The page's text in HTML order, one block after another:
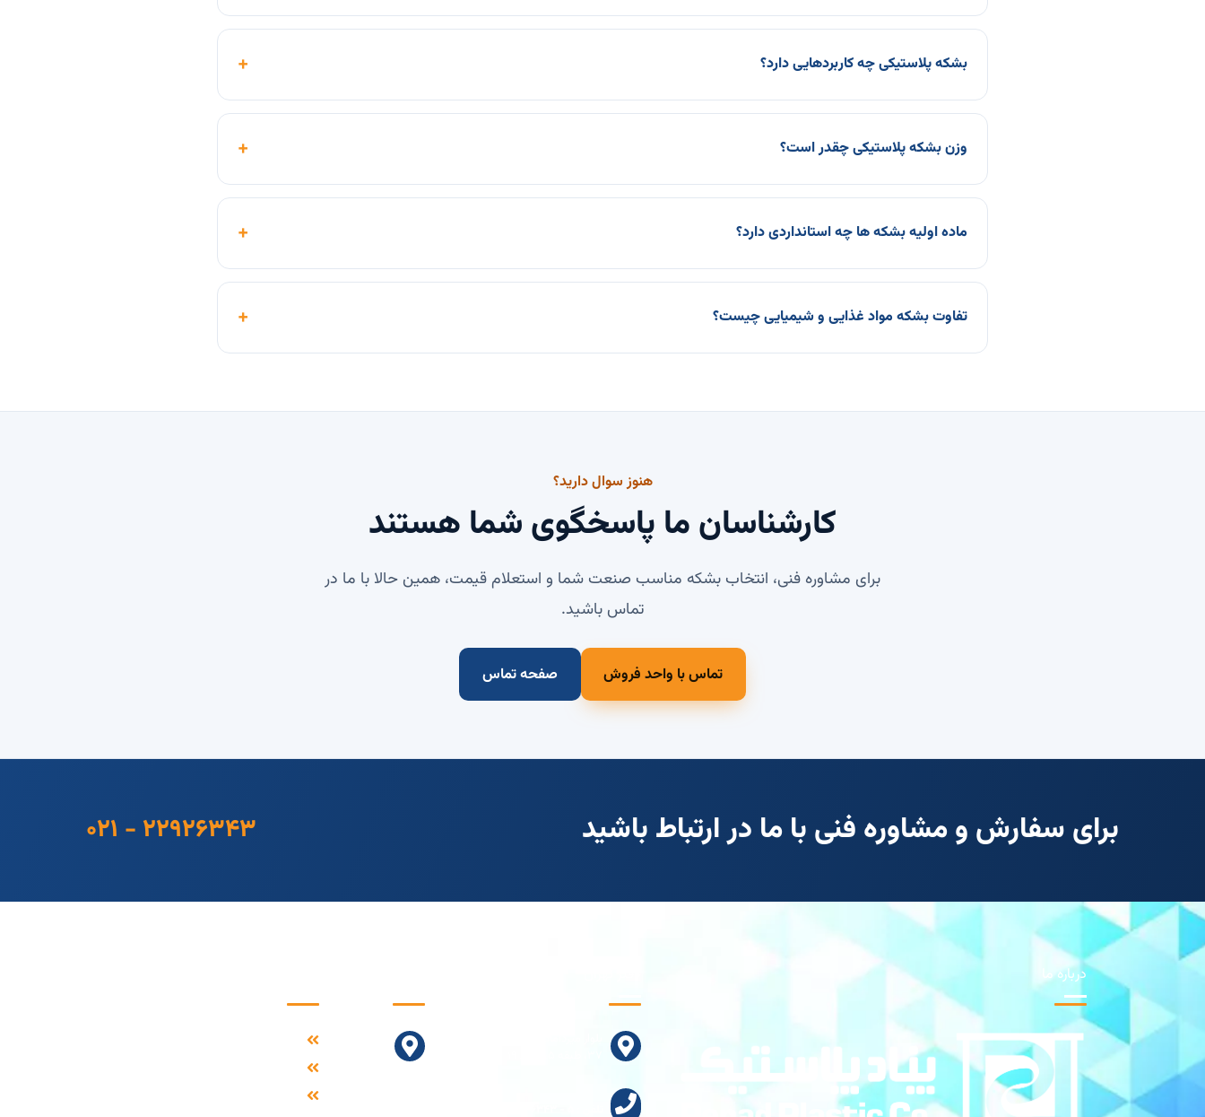
بشکه پلاستیکی چه کاربردهایی دارد؟
وزن بشکه پلاستیکی چقدر است؟
ماده اولیه بشکه ها چه استانداردی دارد؟
تفاوت بشکه مواد غذایی و شیمیایی چیست؟
هنوز سوال دارید؟
کارشناسان ما پاسخگوی شما هستند
برای مشاوره فنی، انتخاب بشکه مناسب صنعت شما و استعلام قیمت، همین حالا با ما در
تماس باشید.
تماس با واحد فروش صفحه تماس
برای سفارش و مشاوره فنی با ما در ارتباط باشید ۰۲۱ - ۲۲۹۲۶۳۴۳
درباره ما